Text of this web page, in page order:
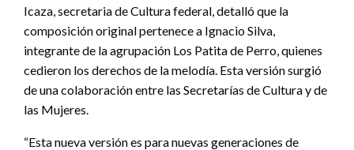
Icaza, secretaria de Cultura federal, detalló que la
composición original pertenece a Ignacio Silva,
integrante de la agrupación Los Patita de Perro, quienes
cedieron los derechos de la melodía. Esta versión surgió
de una colaboración entre las Secretarías de Cultura y de
las Mujeres.
“Esta nueva versión es para nuevas generaciones de